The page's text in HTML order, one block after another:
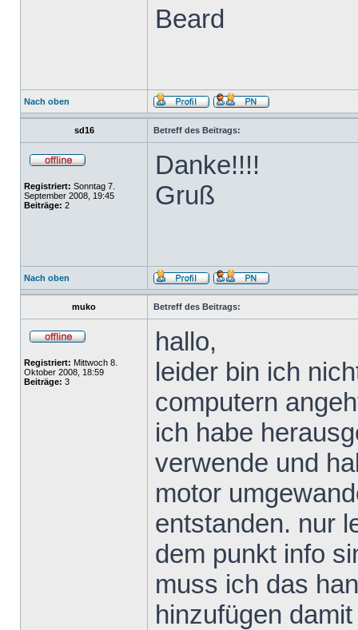
Beard
Nach oben
sd16 Betreff des Beitrags:
Registriert: Sonntag 7.
September 2008, 19:45
Beiträge: 2
Danke!!!!
Gruß
Nach oben
muko Betreff des Beitrags:
Registriert: Mittwoch 8.
Oktober 2008, 18:59
Beiträge: 3
hallo,
leider bin ich
computern
ich habe
verwende und
motor
entstanden. nur
dem punkt info
muss ich das
hinzufügen